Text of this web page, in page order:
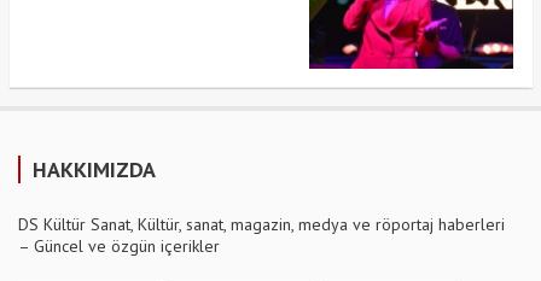
HAKKIMIZDA
DS Kültür Sanat, Kültür, sanat, magazin, medya ve röportaj haberleri
– Güncel ve özgün içerikler